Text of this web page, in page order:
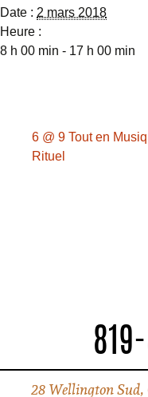
Date : 2 mars 2018
Heure :
8 h 00 min - 17 h 00 min
6 @ 9 Tout en
Rituel
28 Wellington Sud,